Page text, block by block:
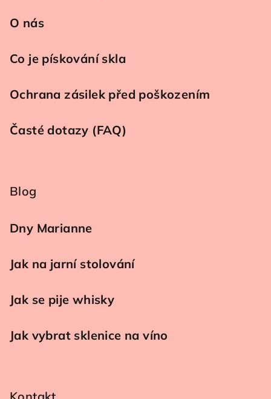
O nás
Co je pískování skla
Ochrana zásilek před poškozením
Časté dotazy (FAQ)
Blog
Dny Marianne
Jak na jarní stolování
Jak se pije whisky
Jak vybrat sklenice na víno